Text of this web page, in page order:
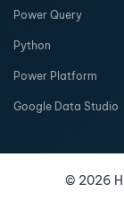
Power Query
Python
Power Platform
Google Data Studio
© 2026